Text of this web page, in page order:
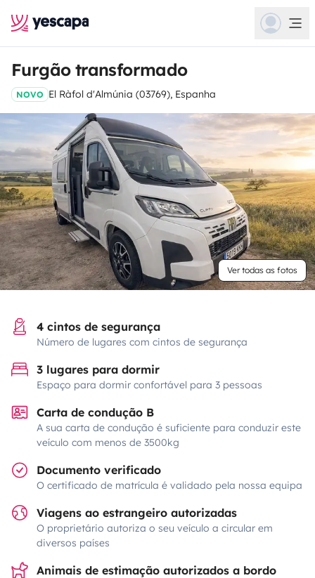
Furgão transformado
NOVO El Ràfol d'Almúnia (03769), Espanha
Ver todas as fotos
4 cintos de segurança
Número de lugares com cintos de segurança
3 lugares para dormir
Espaço para dormir confortável para 3 pessoas
Carta de condução B
A sua carta de condução é suficiente para conduzir este
veículo com menos de 3500kg
Documento verificado
O certificado de matrícula é validado pela nossa equipa
Viagens ao estrangeiro autorizadas
O proprietário autoriza o seu veículo a circular em
diversos países
Animais de estimação autorizados a bordo